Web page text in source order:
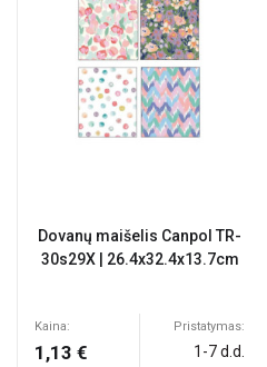
Dovanų maišelis Canpol TR-
30s29X | 26.4x32.4x13.7cm
Kaina:
1,13 €
Pristatymas:
1-7 d.d.